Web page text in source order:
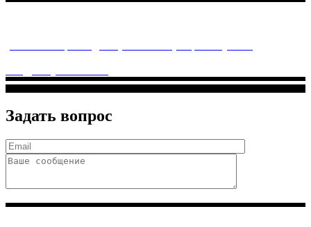
Задать вопрос